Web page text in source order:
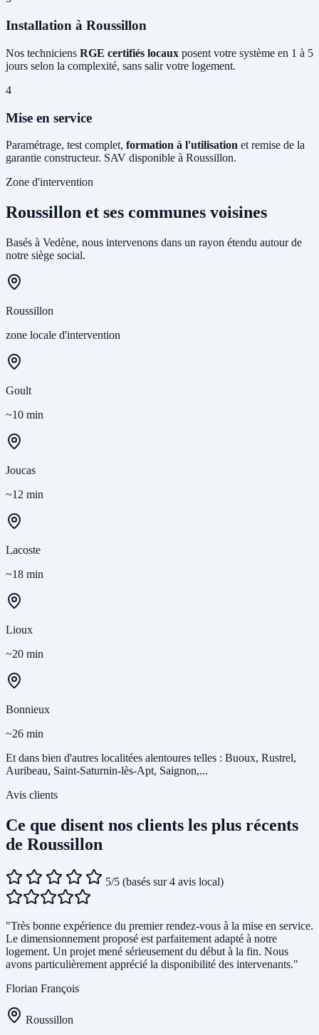
Installation à Roussillon
Nos techniciens RGE certifiés locaux posent votre système en 1 à 5
jours selon la complexité, sans salir votre logement.
4
Mise en service
Paramétrage, test complet, formation à l'utilisation et remise de la
garantie constructeur. SAV disponible à Roussillon.
Zone d'intervention
Roussillon et ses communes voisines
Basés à Vedène, nous intervenons dans un rayon étendu autour de
notre siège social.
Roussillon
zone locale d'intervention
Goult
~10 min
Joucas
~12 min
Lacoste
~18 min
Lioux
~20 min
Bonnieux
~26 min
Et dans bien d'autres localitées alentoures telles : Buoux, Rustrel,
Auribeau, Saint-Saturnin-lès-Apt, Saignon,...
Avis clients
Ce que disent nos clients les plus récents
de Roussillon
5/5 (basés sur 4 avis local)
"Très bonne expérience du premier rendez-vous à la mise en service.
Le dimensionnement proposé est parfaitement adapté à notre
logement. Un projet mené sérieusement du début à la fin. Nous
avons particulièrement apprécié la disponibilité des intervenants."
Florian François
Roussillon